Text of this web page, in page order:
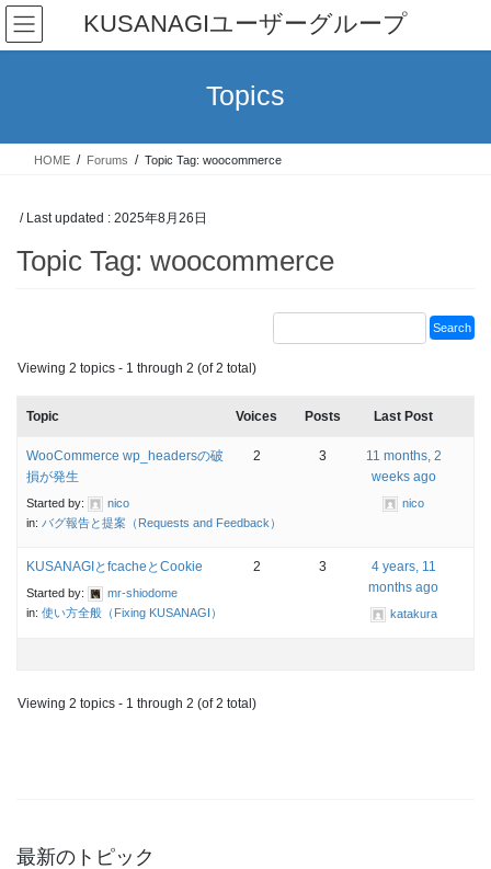
Skip
the
Skip
the
KUSANAGIユーザーグループ
Topics
HOME Forums Topic Tag: woocommerce
/ Last updated : 2025年8月26日
Topic Tag: woocommerce
Viewing 2 topics - 1 through 2 (of 2 total)
Topic Voices Posts Last Post
WooCommerce wp_headersの破
損が発生
Started by:
nico
in: バグ報告と提案（Requests and Feedback）
2 3
11 months, 2
weeks ago
nico
KUSANAGIとfcacheとCookie
Started by:
mr-shiodome
in: 使い方全般（Fixing KUSANAGI）
2 3
4 years, 11
months ago
katakura
Viewing 2 topics - 1 through 2 (of 2 total)
最新のトピック